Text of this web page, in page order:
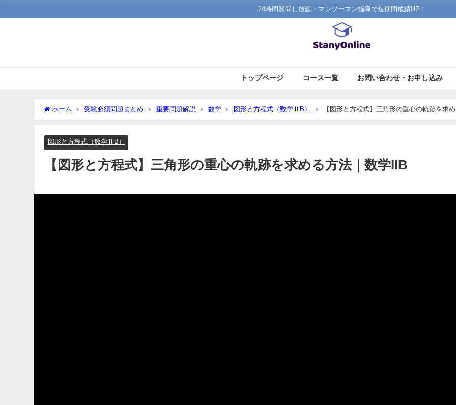
24時間質問し放題・マンツーマン指導で短期間成績UP！
トップページ コース一覧 お問い合わせ・お申し込み
ホーム 受験必須問題まとめ 重要問題解説 数学 図形と方程式（数学ⅡB） 【図形と方程式】三角形の重心の軌跡を求
図形と方程式（数学ⅡB）
【図形と方程式】三角形の重心の軌跡を求める方法｜数学IIB